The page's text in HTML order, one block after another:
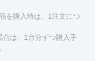
を購入時は、1注文につ
は、1台分ずつ購入手